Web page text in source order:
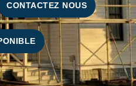
CONTACTEZ NOUS